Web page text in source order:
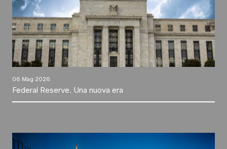
06 Mag 2026
Federal Reserve. Una nuova era